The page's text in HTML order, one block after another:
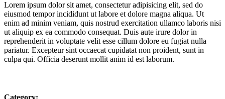
Lorem ipsum dolor sit amet, consectetur adipisicing elit, sed do
eiusmod tempor incididunt ut labore et dolore magna aliqua. Ut
enim ad minim veniam, quis nostrud exercitation ullamco laboris nisi
ut aliquip ex ea commodo consequat. Duis aute irure dolor in
reprehenderit in voluptate velit esse cillum dolore eu fugiat nulla
pariatur. Excepteur sint occaecat cupidatat non proident, sunt in
culpa qui. Officia deserunt mollit anim id est laborum.
Category: